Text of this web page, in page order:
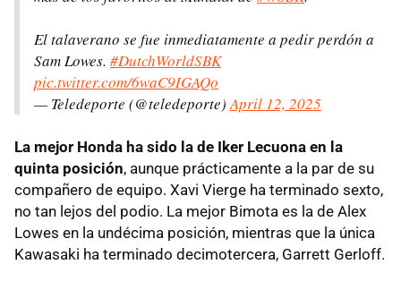
El talaverano se fue inmediatamente a pedir perdón a
Sam Lowes. #DutchWorldSBK
pic.twitter.com/6waC9IGAQo
— Teledeporte (@teledeporte)April 12, 2025
La mejor Honda ha sido la de Iker Lecuona en la
quinta posición, aunque prácticamente a la par de su
compañero de equipo. Xavi Vierge ha terminado sexto,
no tan lejos del podio. La mejor Bimota es la de Alex
Lowes en la undécima posición, mientras que la única
Kawasaki ha terminado decimotercera, Garrett Gerloff.